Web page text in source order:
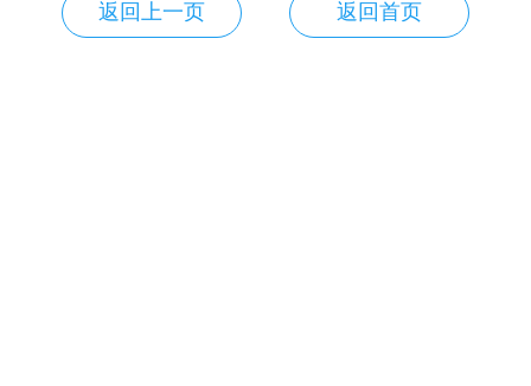
返回上一页 返回首页